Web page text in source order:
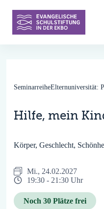
Inhalt
springen
SeminarreiheElternuniversität:
Hilfe, mein
Körper, Geschlecht,
Mi., 24.02.2027
19:30 - 21:30 Uhr
Noch 30 Plätze frei